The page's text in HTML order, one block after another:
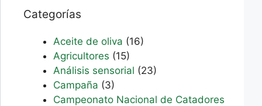
Categorías
Aceite de oliva (16)
Agricultores (15)
Análisis sensorial (23)
Campaña (3)
Campeonato Nacional de Catadores